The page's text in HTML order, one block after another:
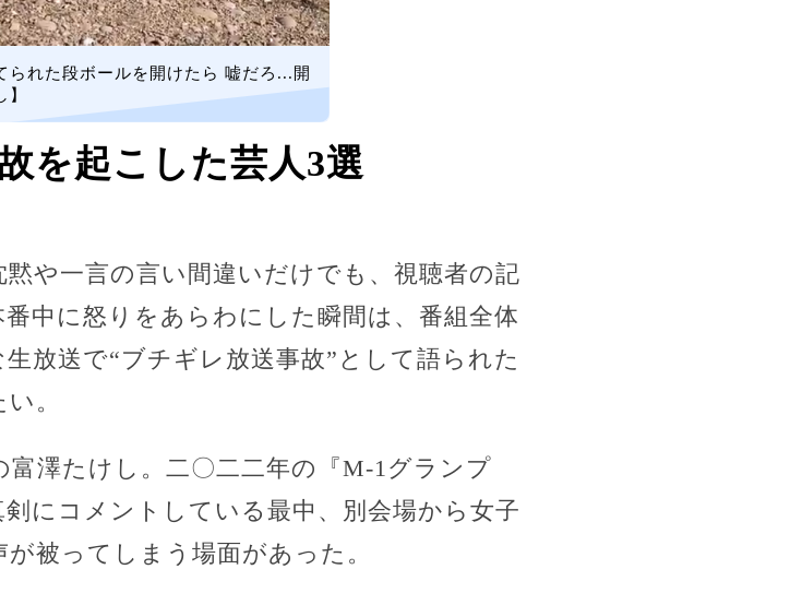
られた段ボールを開けたら 嘘だろ...開
を起こした芸人3選
や一言の言い間違いだけでも、視聴者の記
中に怒りをあらわにした瞬間は、番組全体
放送で“ブチギレ放送事故”として語られた
。
澤たけし。二〇二二年の『M-1グランプ
にコメントしている最中、別会場から女子
被ってしまう場面があった。